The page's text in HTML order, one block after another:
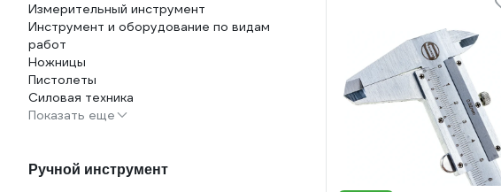
Измерительный инструмент
Инструмент и оборудование по видам
работ
Ножницы
Пистолеты
Силовая техника
Показать еще
Ручной инструмент